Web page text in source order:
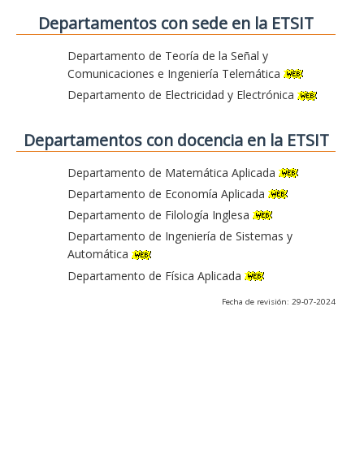
Departamentos con sede en la ETSIT
Departamento de Teoría de la Señal y
Comunicaciones e Ingeniería Telemática
Departamento de Electricidad y Electrónica
Departamentos con docencia en la ETSIT
Departamento de Matemática Aplicada
Departamento de Economía Aplicada
Departamento de Filología Inglesa
Departamento de Ingeniería de Sistemas y
Automática
Departamento de Física Aplicada
Fecha de revisión: 29-07-2024